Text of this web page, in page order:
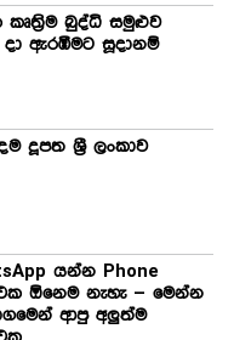
කෘත්‍රිම බුද්ධි සමුළුව
දා ඇරඹීමට සූදානම්
දූපත ශ්‍රී ලංකාව
යන්න Phone
ඕනෙම නැහැ – මෙන්න
ආපු අලුත්ම